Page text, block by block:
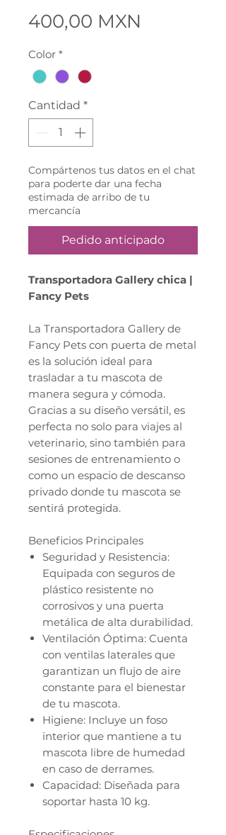
400,00 MXN
Color *
Cantidad *
Compártenos tus datos en el chat
para poderte dar una fecha
estimada de arribo de tu
mercancía
Pedido anticipado
Transportadora Gallery chica |
Fancy Pets
La Transportadora Gallery de
Fancy Pets con puerta de metal
es la solución ideal para
trasladar a tu mascota de
manera segura y cómoda.
Gracias a su diseño versátil, es
perfecta no solo para viajes al
veterinario, sino también para
sesiones de entrenamiento o
como un espacio de descanso
privado donde tu mascota se
sentirá protegida.
Beneficios Principales
Seguridad y Resistencia:
Equipada con seguros de
plástico resistente no
corrosivos y una puerta
metálica de alta durabilidad.
Ventilación Óptima: Cuenta
con ventilas laterales que
garantizan un flujo de aire
constante para el bienestar
de tu mascota.
Higiene: Incluye un foso
interior que mantiene a tu
mascota libre de humedad
en caso de derrames.
Capacidad: Diseñada para
soportar hasta 10 kg.